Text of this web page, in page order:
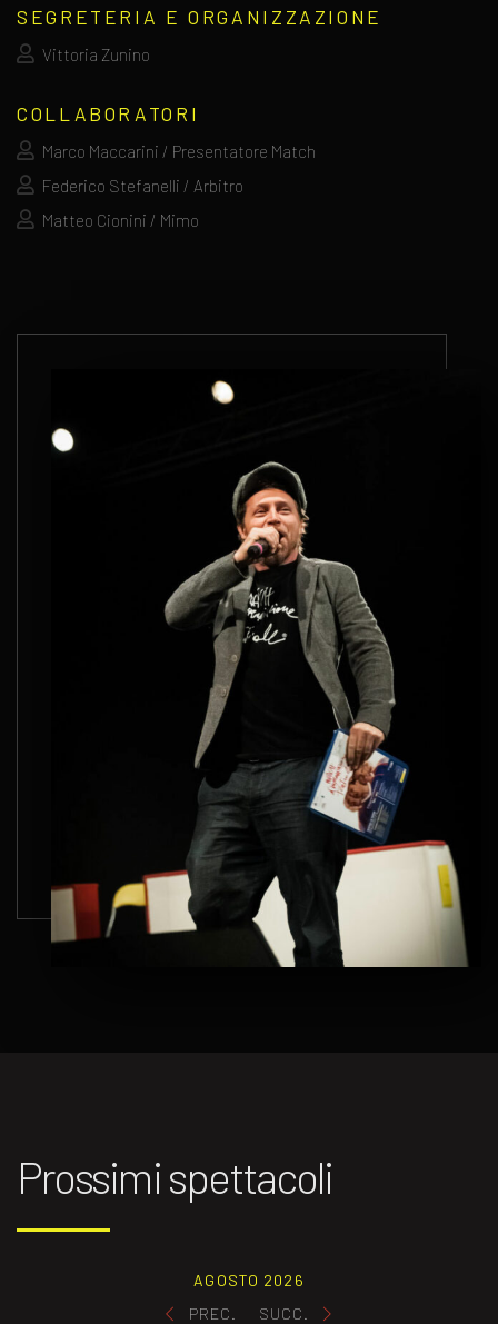
SEGRETERIA E ORGANIZZAZIONE
Vittoria Zunino
COLLABORATORI
Marco Maccarini / Presentatore Match
Federico Stefanelli / Arbitro
Matteo Cionini / Mimo
Prossimi spettacoli
PREC.
AGOSTO 2026
SUCC.